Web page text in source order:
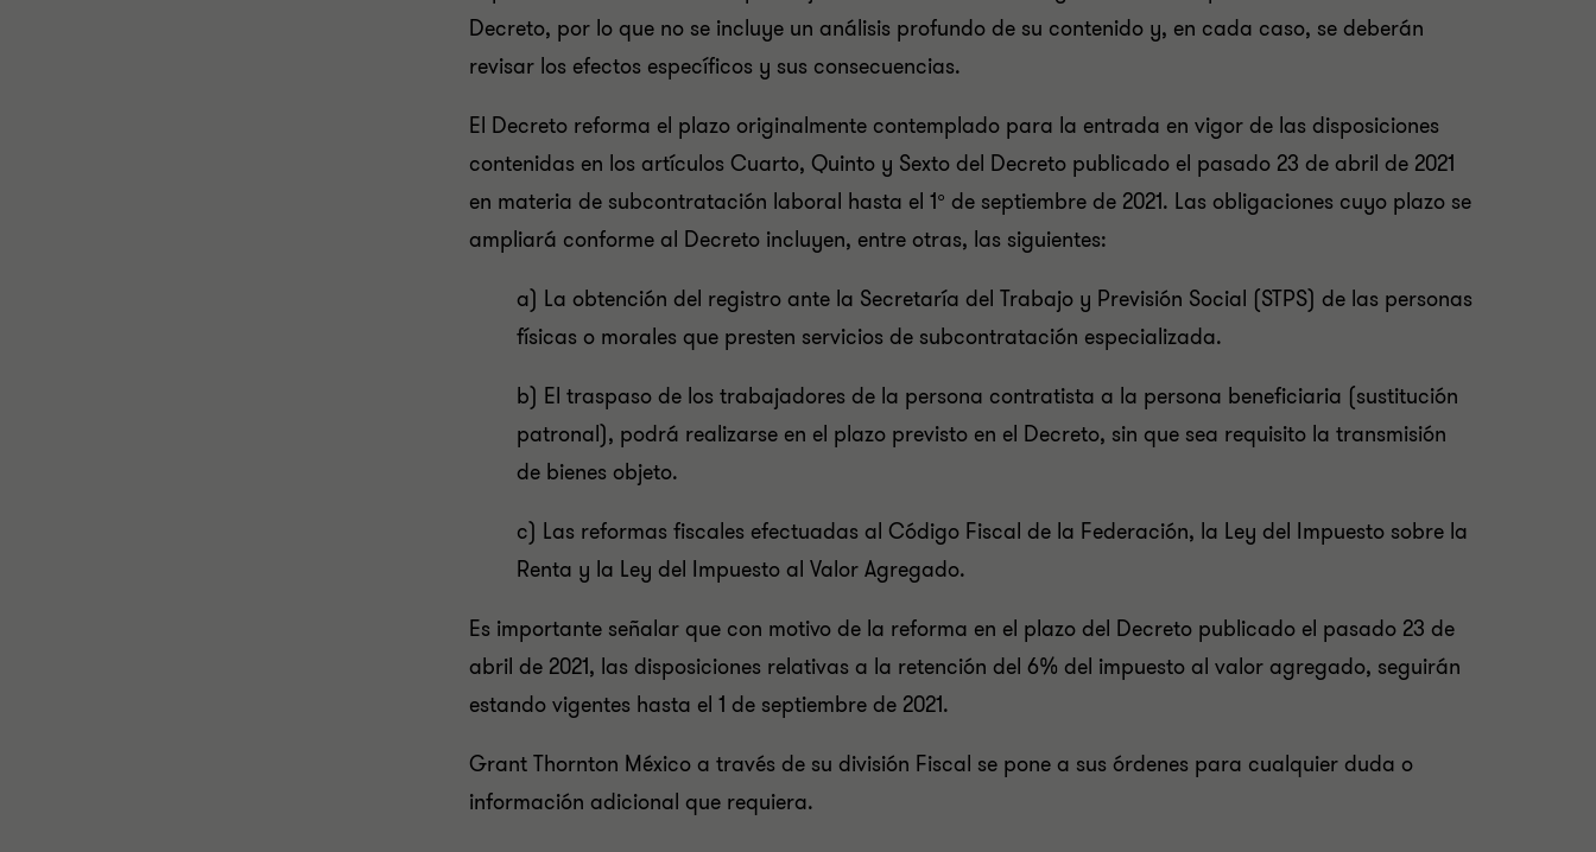
Decreto, por lo que no se incluye un análisis profundo de su contenido y, en cada caso, se deberán
revisar los efectos específicos y sus consecuencias.
El Decreto reforma el plazo originalmente contemplado para la entrada en vigor de las disposiciones
contenidas en los artículos Cuarto, Quinto y Sexto del Decreto publicado el pasado 23 de abril de 2021
en materia de subcontratación laboral hasta el 1° de septiembre de 2021. Las obligaciones cuyo plazo se
ampliará conforme al Decreto incluyen, entre otras, las siguientes:
a) La obtención del registro ante la Secretaría del Trabajo y Previsión Social (STPS) de las personas
físicas o morales que presten servicios de subcontratación especializada.
b) El traspaso de los trabajadores de la persona contratista a la persona beneficiaria (sustitución
patronal), podrá realizarse en el plazo previsto en el Decreto, sin que sea requisito la transmisión
de bienes objeto.
c) Las reformas fiscales efectuadas al Código Fiscal de la Federación, la Ley del Impuesto sobre la
Renta y la Ley del Impuesto al Valor Agregado.
Es importante señalar que con motivo de la reforma en el plazo del Decreto publicado el pasado 23 de
abril de 2021, las disposiciones relativas a la retención del 6% del impuesto al valor agregado, seguirán
estando vigentes hasta el 1 de septiembre de 2021.
Grant Thornton México a través de su división Fiscal se pone a sus órdenes para cualquier duda o
información adicional que requiera.